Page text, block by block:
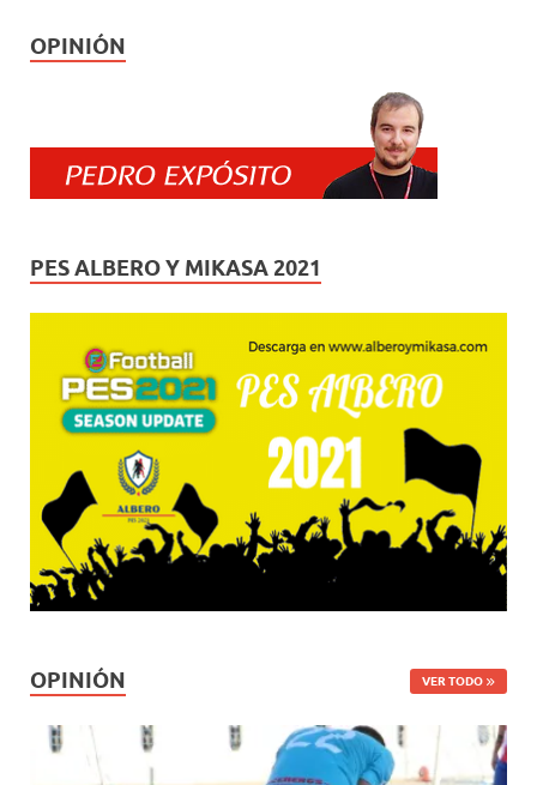
OPINIÓN
PES ALBERO Y MIKASA 2021
OPINIÓN VER TODO